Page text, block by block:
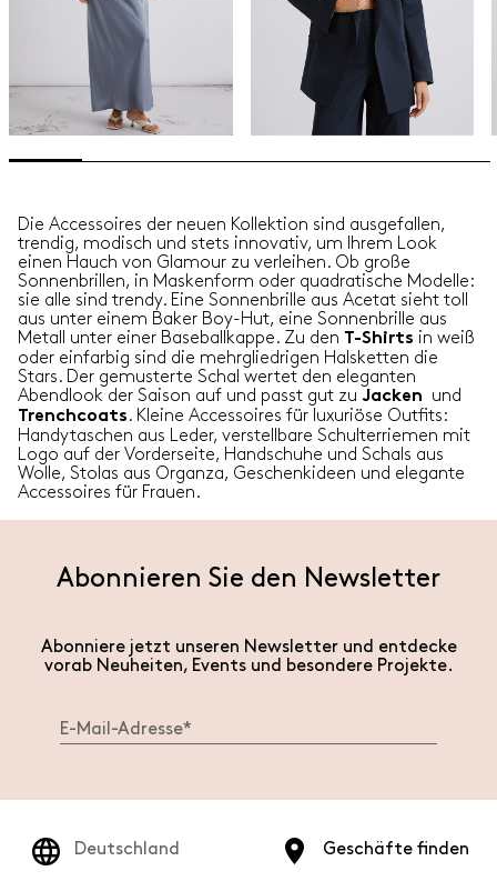
Die Accessoires der neuen Kollektion sind ausgefallen,
trendig, modisch und stets innovativ, um Ihrem Look
einen Hauch von Glamour zu verleihen. Ob große
Sonnenbrillen, in Maskenform oder quadratische Modelle:
sie alle sind trendy. Eine Sonnenbrille aus Acetat sieht toll
aus unter einem Baker Boy-Hut, eine Sonnenbrille aus
Metall unter einer Baseballkappe. Zu den
T-Shirts in weiß
oder einfarbig sind die mehrgliedrigen Halsketten die
Stars. Der gemusterte Schal wertet den eleganten
Abendlook der Saison auf und passt gut zu Jacken und
Trenchcoats . Kleine Accessoires für luxuriöse Outfits:
Handytaschen aus Leder, verstellbare Schulterriemen mit
Logo auf der Vorderseite, Handschuhe und Schals aus
Wolle, Stolas aus Organza, Geschenkideen und elegante
Accessoires für Frauen.
Abonnieren Sie den Newsletter
Abonniere jetzt unseren Newsletter und entdecke
vorab Neuheiten, Events und besondere Projekte.
Geschäfte finden
Deutschland